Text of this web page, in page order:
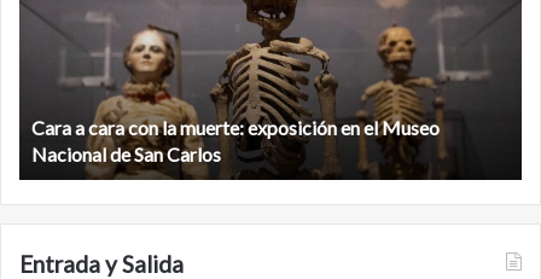
muerte:
exposición
el
Museo
Nacional
de
San
Carlos
Cara a cara con la muerte: exposición en el Museo
Nacional de San Carlos
Entrada y Salida